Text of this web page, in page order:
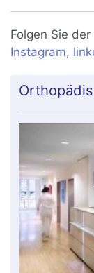
Folgen Sie
Instagram,